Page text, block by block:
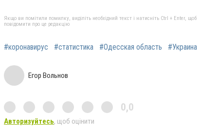
Якщо ви помітили помилку, виділіть необхідний текст і натисніть Ctrl + Enter, щоб
повідомити про це редакцію
#коронавирус #статистика #Одесская область #Украина
Егор Вольнов
0,0
Авторизуйтесь, щоб оцінити